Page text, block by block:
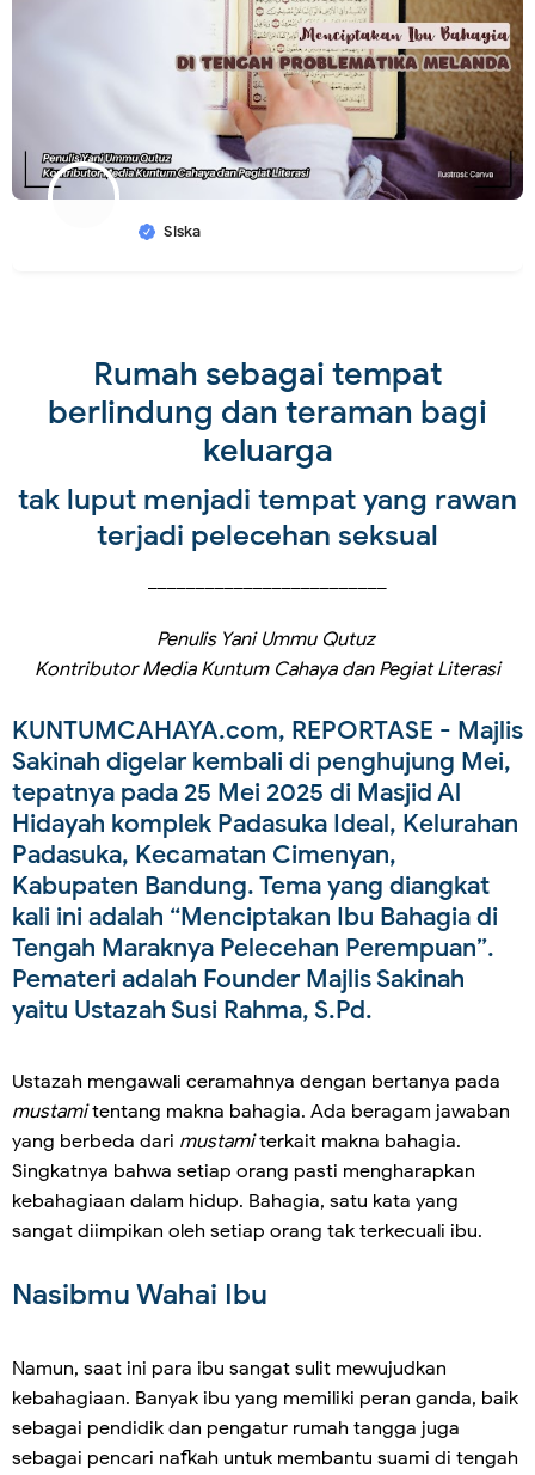
Siska
Rumah sebagai tempat
berlindung dan teraman bagi
keluarga
tak luput menjadi tempat yang rawan
terjadi pelecehan seksual
Penulis Yani Ummu Qutuz
Kontributor Media Kuntum Cahaya dan Pegiat Literasi
KUNTUMCAHAYA.com, REPORTASE - Majlis
Sakinah digelar kembali di penghujung Mei,
tepatnya pada 25 Mei 2025 di Masjid Al
Hidayah komplek Padasuka Ideal, Kelurahan
Padasuka, Kecamatan Cimenyan,
Kabupaten Bandung. Tema yang diangkat
kali ini adalah “Menciptakan Ibu Bahagia di
Tengah Maraknya Pelecehan Perempuan”.
Pemateri adalah Founder Majlis Sakinah
yaitu Ustazah Susi Rahma, S.Pd.
Ustazah mengawali ceramahnya dengan bertanya pada
mustamitentang makna bahagia. Ada beragam jawaban
yang berbeda dari mustamiterkait makna bahagia.
Singkatnya bahwa setiap orang pasti mengharapkan
kebahagiaan dalam hidup. Bahagia, satu kata yang
sangat diimpikan oleh setiap orang tak terkecuali ibu.
Nasibmu Wahai Ibu
Namun, saat ini para ibu sangat sulit mewujudkan
kebahagiaan. Banyak ibu yang memiliki peran ganda, baik
sebagai pendidik dan pengatur rumah tangga juga
sebagai pencari nafkah untuk membantu suami di tengah